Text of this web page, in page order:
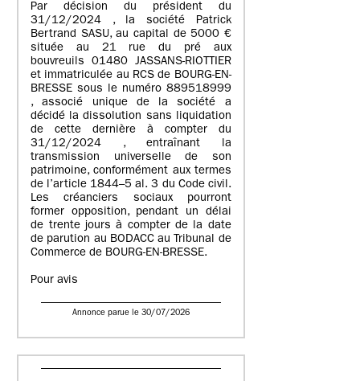
Par décision du président du
31/12/2024 , la société Patrick
Bertrand SASU, au capital de 5000 €
située au 21 rue du pré aux
bouvreuils 01480 JASSANS-RIOTTIER
et immatriculée au RCS de BOURG-EN-
BRESSE sous le numéro 889518999
, associé unique de la société a
décidé la dissolution sans liquidation
de cette dernière à compter du
31/12/2024 , entraînant la
transmission universelle de son
patrimoine, conformément aux termes
de l’article 1844–5 al. 3 du Code civil.
Les créanciers sociaux pourront
former opposition, pendant un délai
de trente jours à compter de la date
de parution au BODACC au Tribunal de
Commerce de BOURG-EN-BRESSE.
Pour avis
Annonce parue le 30/07/2026